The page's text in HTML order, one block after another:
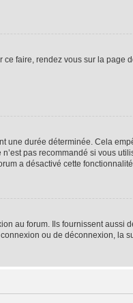
faire, rendez vous sur la page
une durée déterminée. Cela
n’est pas recommandé si vous
a désactivé cette
au forum. Ils fournissent
ou de déconnexion, la